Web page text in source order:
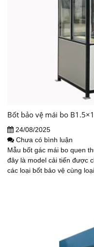
Bốt bảo vệ mái bo
24/08/2025
Chưa có bình luận
Mẫu bốt gác mái bo quen
đây là model cải tiến được
các loại bốt bảo vệ cùng